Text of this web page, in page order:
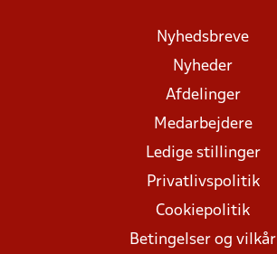
Nyhedsbreve
Nyheder
Afdelinger
Medarbejdere
Ledige stillinger
Privatlivspolitik
Cookiepolitik
Betingelser og vilkår